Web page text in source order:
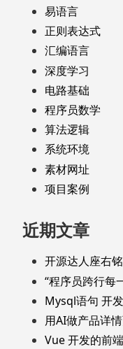
易语言
正则表达式
汇编语言
深度学习
电路基础
程序员数学
算法逻辑
系统环境
素材网址
项目案例
近期文章
开源达人座右铭
“程序员跨行每
Mysql语句 开
用AI做产品详
Vue 开发的前